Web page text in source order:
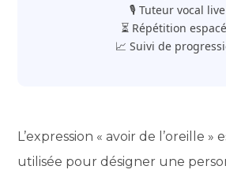
🎙️ Tuteur vocal live
⏳ Répétition
📈 Suivi de
L’expression « avoir de l’oreille »
utilisée pour désigner une